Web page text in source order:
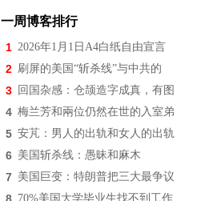
一周博客排行
1 2026年1月1日A4白纸自由宣言
2 刷屏的美国“斩杀线”与中共的
3 回国杂感：仓颉造字成真，有图
4 梅兰芳和兩位仍然在世的入室弟
5 安芃：男人的出轨和女人的出轨
6 美国斩杀线：愚昧和麻木
7 美国巨变：特朗普把三大最争议
70%美国大学毕业生找不到工作